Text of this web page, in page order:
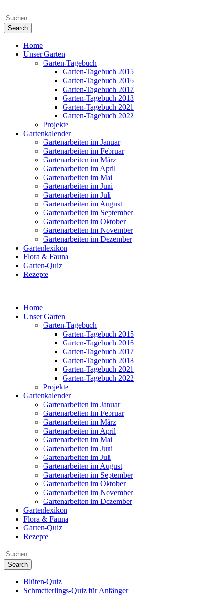
Home
Unser Garten
Garten-Tagebuch
Garten-Tagebuch 2015
Garten-Tagebuch 2016
Garten-Tagebuch 2017
Garten-Tagebuch 2018
Garten-Tagebuch 2021
Garten-Tagebuch 2022
Projekte
Gartenkalender
Gartenarbeiten im Januar
Gartenarbeiten im Februar
Gartenarbeiten im März
Gartenarbeiten im April
Gartenarbeiten im Mai
Gartenarbeiten im Juni
Gartenarbeiten im Juli
Gartenarbeiten im August
Gartenarbeiten im September
Gartenarbeiten im Oktober
Gartenarbeiten im November
Gartenarbeiten im Dezember
Gartenlexikon
Flora & Fauna
Garten-Quiz
Rezepte
Home
Unser Garten
Garten-Tagebuch
Garten-Tagebuch 2015
Garten-Tagebuch 2016
Garten-Tagebuch 2017
Garten-Tagebuch 2018
Garten-Tagebuch 2021
Garten-Tagebuch 2022
Projekte
Gartenkalender
Gartenarbeiten im Januar
Gartenarbeiten im Februar
Gartenarbeiten im März
Gartenarbeiten im April
Gartenarbeiten im Mai
Gartenarbeiten im Juni
Gartenarbeiten im Juli
Gartenarbeiten im August
Gartenarbeiten im September
Gartenarbeiten im Oktober
Gartenarbeiten im November
Gartenarbeiten im Dezember
Gartenlexikon
Flora & Fauna
Garten-Quiz
Rezepte
Blüten-Quiz
Schmetterlings-Quiz für Anfänger